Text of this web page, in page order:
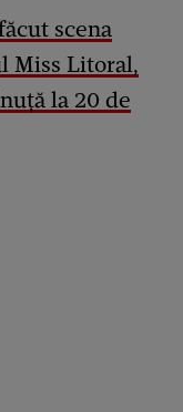
scena
Miss Litoral,
la 20 de